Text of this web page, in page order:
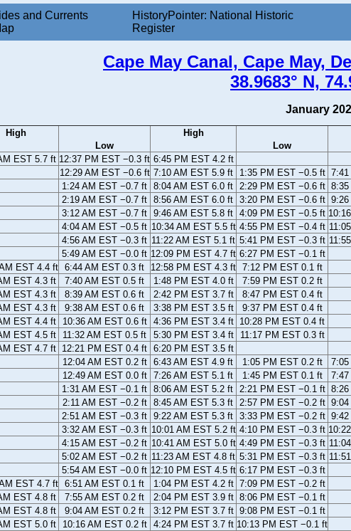
and Currents
HistoryPointer: National Historic
Register
Cape May Canal, Cape May,
38.9683° N,
January
High
Low
High
Low
EST 5.7 ft 12:37 PM EST −0.3 ft 6:45 PM EST 4.2 ft
12:29 AM EST −0.6 ft 7:10 AM EST 5.9 ft 1:35 PM EST −0.5 ft
1:24 AM EST −0.7 ft 8:04 AM EST 6.0 ft 2:29 PM EST −0.6 ft
2:19 AM EST −0.7 ft 8:56 AM EST 6.0 ft 3:20 PM EST −0.6 ft
3:12 AM EST −0.7 ft 9:46 AM EST 5.8 ft 4:09 PM EST −0.5 ft
4:04 AM EST −0.5 ft 10:34 AM EST 5.5 ft 4:55 PM EST −0.4 ft
4:56 AM EST −0.3 ft 11:22 AM EST 5.1 ft 5:41 PM EST −0.3 ft
5:49 AM EST −0.0 ft 12:09 PM EST 4.7 ft 6:27 PM EST −0.1 ft
EST 4.4 ft 6:44 AM EST 0.3 ft 12:58 PM EST 4.3 ft 7:12 PM EST 0.1 ft
EST 4.3 ft 7:40 AM EST 0.5 ft 1:48 PM EST 4.0 ft 7:59 PM EST 0.2 ft
EST 4.3 ft 8:39 AM EST 0.6 ft 2:42 PM EST 3.7 ft 8:47 PM EST 0.4 ft
EST 4.3 ft 9:38 AM EST 0.6 ft 3:38 PM EST 3.5 ft 9:37 PM EST 0.4 ft
EST 4.4 ft 10:36 AM EST 0.6 ft 4:36 PM EST 3.4 ft 10:28 PM EST 0.4 ft
EST 4.5 ft 11:32 AM EST 0.5 ft 5:30 PM EST 3.4 ft 11:17 PM EST 0.3 ft
EST 4.7 ft 12:21 PM EST 0.4 ft 6:20 PM EST 3.5 ft
12:04 AM EST 0.2 ft 6:43 AM EST 4.9 ft 1:05 PM EST 0.2 ft
12:49 AM EST 0.0 ft 7:26 AM EST 5.1 ft 1:45 PM EST 0.1 ft
1:31 AM EST −0.1 ft 8:06 AM EST 5.2 ft 2:21 PM EST −0.1 ft
2:11 AM EST −0.2 ft 8:45 AM EST 5.3 ft 2:57 PM EST −0.2 ft
2:51 AM EST −0.3 ft 9:22 AM EST 5.3 ft 3:33 PM EST −0.2 ft
3:32 AM EST −0.3 ft 10:01 AM EST 5.2 ft 4:10 PM EST −0.3 ft
4:15 AM EST −0.2 ft 10:41 AM EST 5.0 ft 4:49 PM EST −0.3 ft
5:02 AM EST −0.2 ft 11:23 AM EST 4.8 ft 5:31 PM EST −0.3 ft
5:54 AM EST −0.0 ft 12:10 PM EST 4.5 ft 6:17 PM EST −0.3 ft
EST 4.7 ft 6:51 AM EST 0.1 ft 1:04 PM EST 4.2 ft 7:09 PM EST −0.2 ft
EST 4.8 ft 7:55 AM EST 0.2 ft 2:04 PM EST 3.9 ft 8:06 PM EST −0.1 ft
EST 4.8 ft 9:04 AM EST 0.2 ft 3:12 PM EST 3.7 ft 9:08 PM EST −0.1 ft
EST 5.0 ft 10:16 AM EST 0.2 ft 4:24 PM EST 3.7 ft 10:13 PM EST −0.1 ft